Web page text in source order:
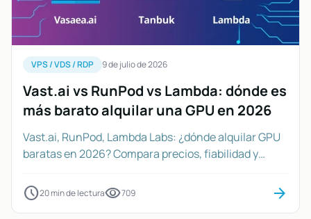
VPS / VDS / RDP 9 de julio de 2026
Vast.ai vs RunPod vs Lambda: dónde es
más barato alquilar una GPU en 2026
Vast.ai, RunPod, Lambda Labs: ¿dónde alquilar GPU
baratas en 2026? Compara precios, fiabilidad y
schedule20 min de lecturavisibility709 arrow_forward